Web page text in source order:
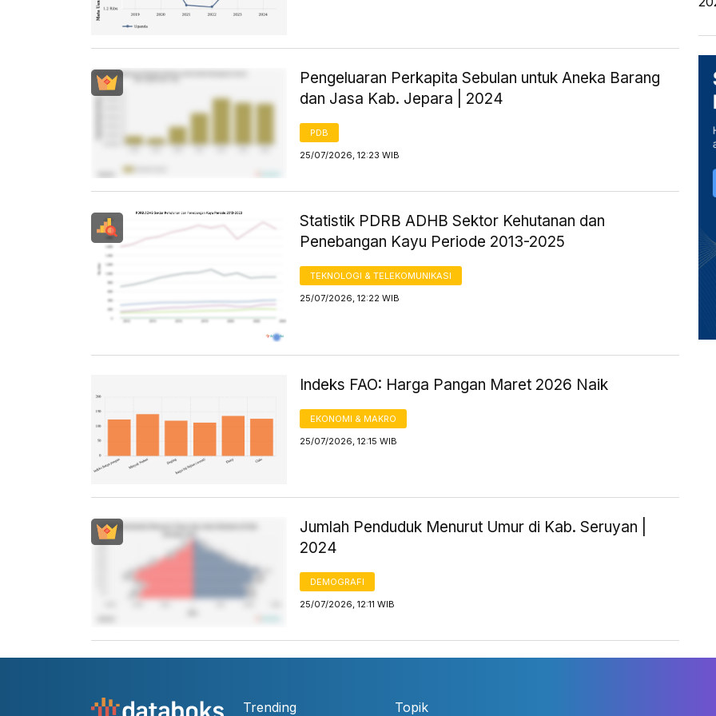
Pengeluaran Perkapita Sebulan untuk Aneka Barang
dan Jasa Kab. Jepara | 2024
PDB
25/07/2026, 12:23 WIB
Statistik PDRB ADHB Sektor Kehutanan dan
Penebangan Kayu Periode 2013-2025
TEKNOLOGI & TELEKOMUNIKASI
25/07/2026, 12:22 WIB
Indeks FAO: Harga Pangan Maret 2026 Naik
EKONOMI & MAKRO
25/07/2026, 12:15 WIB
Jumlah Penduduk Menurut Umur di Kab. Seruyan |
2024
DEMOGRAFI
25/07/2026, 12:11 WIB
Trending Topik